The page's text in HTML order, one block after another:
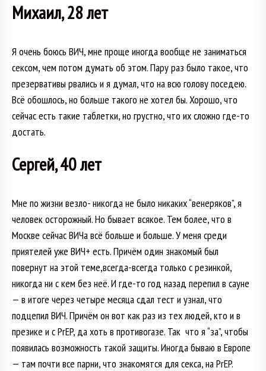
Михаил, 28 лет
Я очень боюсь ВИЧ, мне проще иногда вообще не заниматься
сексом, чем потом думать об этом. Пару раз было такое, что
презервативы рвались и я думал, что на всю голову поседею.
Всё обошлось, но больше такого не хотел бы. Хорошо, что
сейчас есть такие таблетки, но грустно, что их сложно где-то
достать.
Сергей, 40 лет
Мне по жизни везло- никогда не было никаких “венеряков”, я
человек осторожный. Но бывает всякое. Тем более, что в
Москве сейчас ВИЧа всё больше и больше. У меня среди
приятелей уже ВИЧ+ есть. Причём один знакомый был
повернут на этой теме,всегда-всегда только с резинкой,
никогда ни с кем без неё. И где-то год назад перепил в сауне
— в итоге через четыре месяца сдал тест и узнал, что
подцепил ВИЧ. Причём он вот как раз из тех людей, кто и в
презике и с PrEP, да хоть в противогазе. Так что я “за”, чтобы
появилась возможность такой защиты. Иногда бываю в Европе
— там почти все парни, что знакомятся для секса, на PrEP.